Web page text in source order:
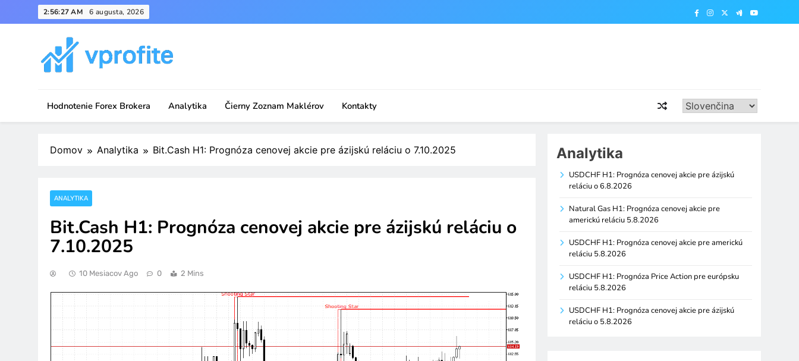
to
2:56:27 AM 6 augusta, 2026
Hodnotenie Forex Brokera Analytika Čierny Zoznam Maklérov Kontakty
Domov Analytika Bit.Cash H1: Prognóza cenovej akcie pre ázijskú reláciu o 7.10.2025
ANALYTIKA
Bit.Cash H1: Prognóza cenovej akcie pre ázijskú reláciu o
7.10.2025
10 Mesiacov Ago 0 2 Mins
Analytika
USDCHF H1: Prognóza cenovej akcie pre ázijskú
reláciu o 6.8.2026
Natural Gas H1: Prognóza cenovej akcie pre
americkú reláciu 5.8.2026
USDCHF H1: Prognóza cenovej akcie pre americkú
reláciu 5.8.2026
USDCHF H1: Prognóza Price Action pre európsku
reláciu 5.8.2026
USDCHF H1: Prognóza cenovej akcie pre ázijskú
reláciu o 5.8.2026